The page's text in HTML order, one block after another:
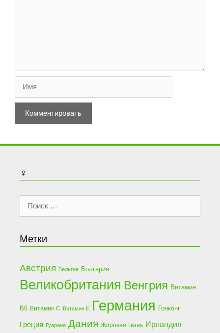
♀
Поиск:
Метки
Австрия Бельгия Болгария
Великобритания Венгрия Витамин
B6 Витамин C Витамин Е Германия Гонконг
Греция Гуарана Дания Жировая ткань Ирландия